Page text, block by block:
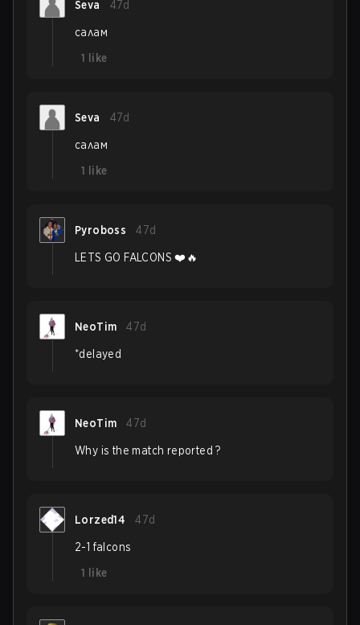
Seva 47d
салам
1
like
Seva 47d
салам
1
like
Pyroboss 47d
LETS GO FALCONS ❤️🔥
NeoTim 47d
*delayed
NeoTim 47d
Why is the match reported ?
Lorzed14 47d
2-1 falcons
1
like